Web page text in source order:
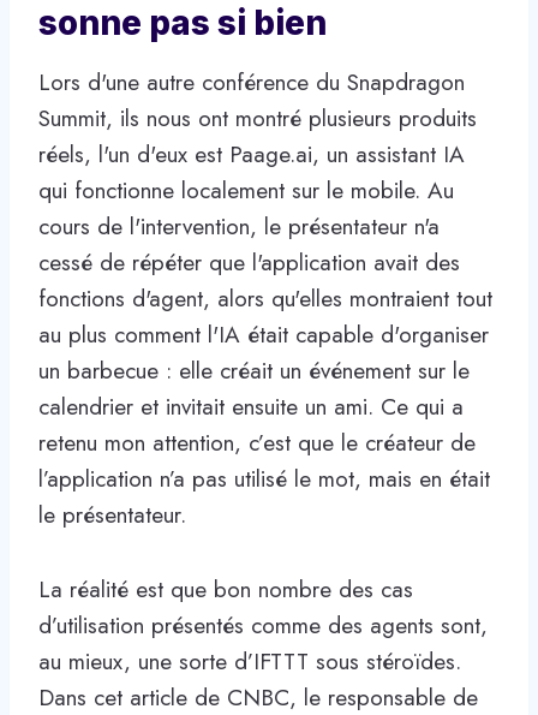
sonne pas si bien
Lors d'une autre conférence du Snapdragon
Summit, ils nous ont montré plusieurs produits
réels, l'un d'eux est Paage.ai, un assistant IA
qui fonctionne localement sur le mobile. Au
cours de l'intervention, le présentateur n'a
cessé de répéter que l'application avait des
fonctions d'agent, alors qu'elles montraient tout
au plus comment l'IA était capable d'organiser
un barbecue : elle créait un événement sur le
calendrier et invitait ensuite un ami. Ce qui a
retenu mon attention, c’est que le créateur de
l’application n’a pas utilisé le mot, mais en était
le présentateur.
La réalité est que bon nombre des cas
d’utilisation présentés comme des agents sont,
au mieux, une sorte d’IFTTT sous stéroïdes.
Dans cet article de CNBC, le responsable de